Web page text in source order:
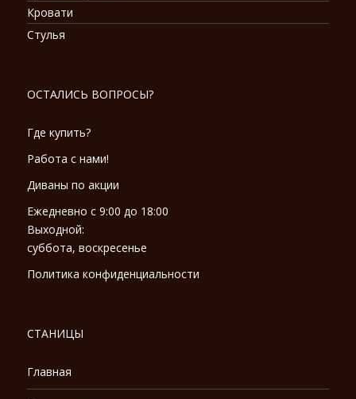
Кровати
Стулья
ОСТАЛИСЬ ВОПРОСЫ?
Где купить?
Работа с нами!
Диваны по акции
Ежедневно с 9:00 до 18:00
Выходной:
суббота, воскресенье
Политика конфиденциальности
СТАНИЦЫ
Главная